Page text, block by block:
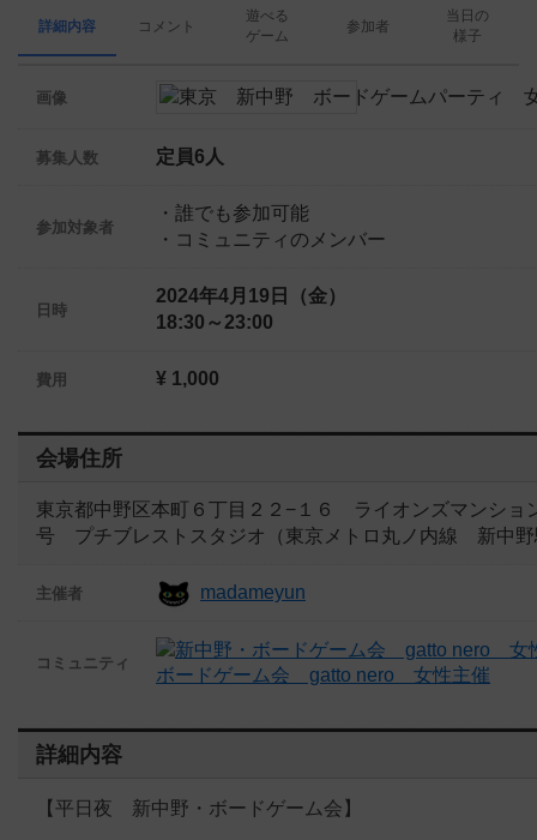
詳細内容 コメント
遊べる
ゲーム
参加者
当日の
様子
画像
募集人数 定員6人
参加対象者
・誰でも参加可能
・コミュニティのメンバー
日時
2024年4月19日（金）
18:30～23:00
費用 ¥ 1,000
会場住所
東京都中野区本町６丁目２２−１６ ライオンズマンショ
号 プチブレストスタジオ（東京メトロ丸ノ内線 新中
主催者 madameyun
コミュニティ
ボードゲーム会 gatto nero 女性主催
詳細内容
【平日夜 新中野・ボードゲーム会】